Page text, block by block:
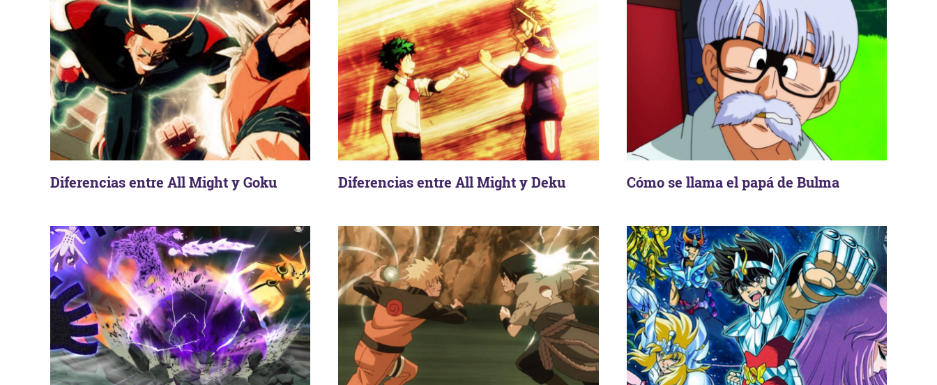
Diferencias entre All Might y Goku Diferencias entre All Might y Deku Cómo se llama el papá de Bulma